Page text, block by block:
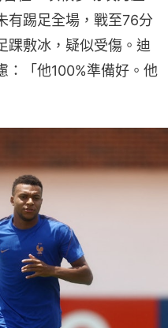
踢足全場，戰至76分
踝敷冰，疑似受傷。迪
「他100%準備好。他